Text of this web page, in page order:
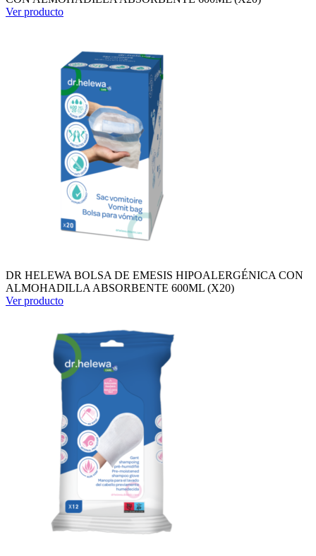
Ver producto
DR HELEWA BOLSA DE EMESIS HIPOALERGÉNICA CON
ALMOHADILLA ABSORBENTE 600ML (X20)
Ver producto